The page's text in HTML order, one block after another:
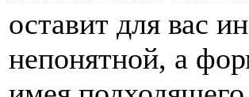
оставит для вас
непонятной, а